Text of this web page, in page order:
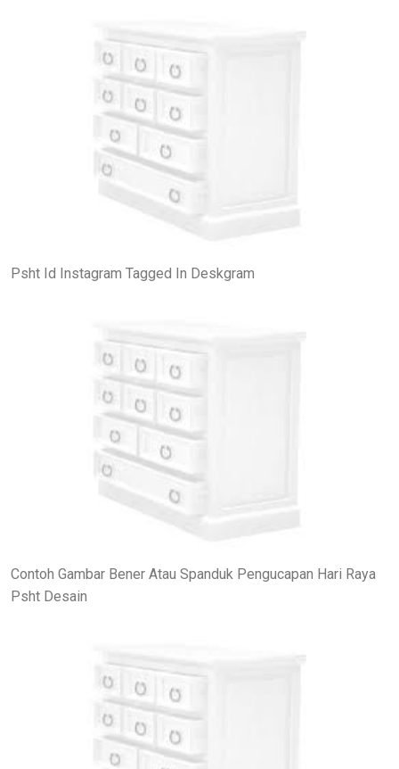
Psht Id Instagram Tagged In Deskgram
Contoh Gambar Bener Atau Spanduk Pengucapan Hari Raya
Psht Desain